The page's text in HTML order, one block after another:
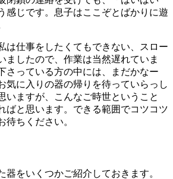
感じです。息子はここぞとばかりに遊
は仕事をしたくてもできない、スロー
ましたので、作業は当然遅れていま
さっている方の中には、まだかなー
気に入りの器の帰りを待っていらっし
いますが、こんなご時世ということ
ばと思います。できる範囲でコツコツ
待ちください。
器をいくつかご紹介しておきます。